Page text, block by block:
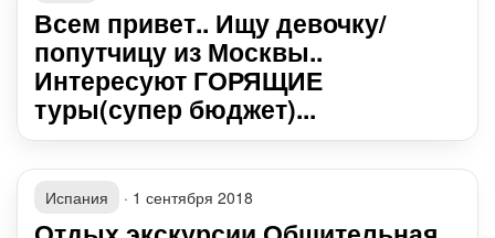
Всем привет.. Ищу девочку/
попутчицу из Москвы..
Интересуют ГОРЯЩИЕ
туры(супер бюджет)...
Испания · 1 сентября 2018